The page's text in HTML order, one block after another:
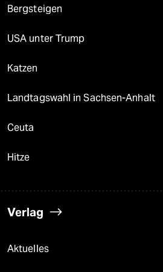
Bergsteigen
USA unter Trump
Katzen
Landtagswahl in Sachsen-Anhalt
Ceuta
Hitze
Verlag
Aktuelles